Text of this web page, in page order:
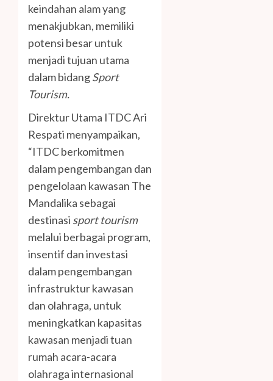
keindahan alam yang
menakjubkan, memiliki
potensi besar untuk
menjadi tujuan utama
dalam bidangSport
Tourism.
Direktur Utama ITDC Ari
Respati menyampaikan,
“ITDC berkomitmen
dalam pengembangan dan
pengelolaan kawasan The
Mandalika sebagai
destinasi sport tourism
melalui berbagai program,
insentif dan investasi
dalam pengembangan
infrastruktur kawasan
dan olahraga, untuk
meningkatkan kapasitas
kawasan menjadi tuan
rumah acara-acara
olahraga internasional